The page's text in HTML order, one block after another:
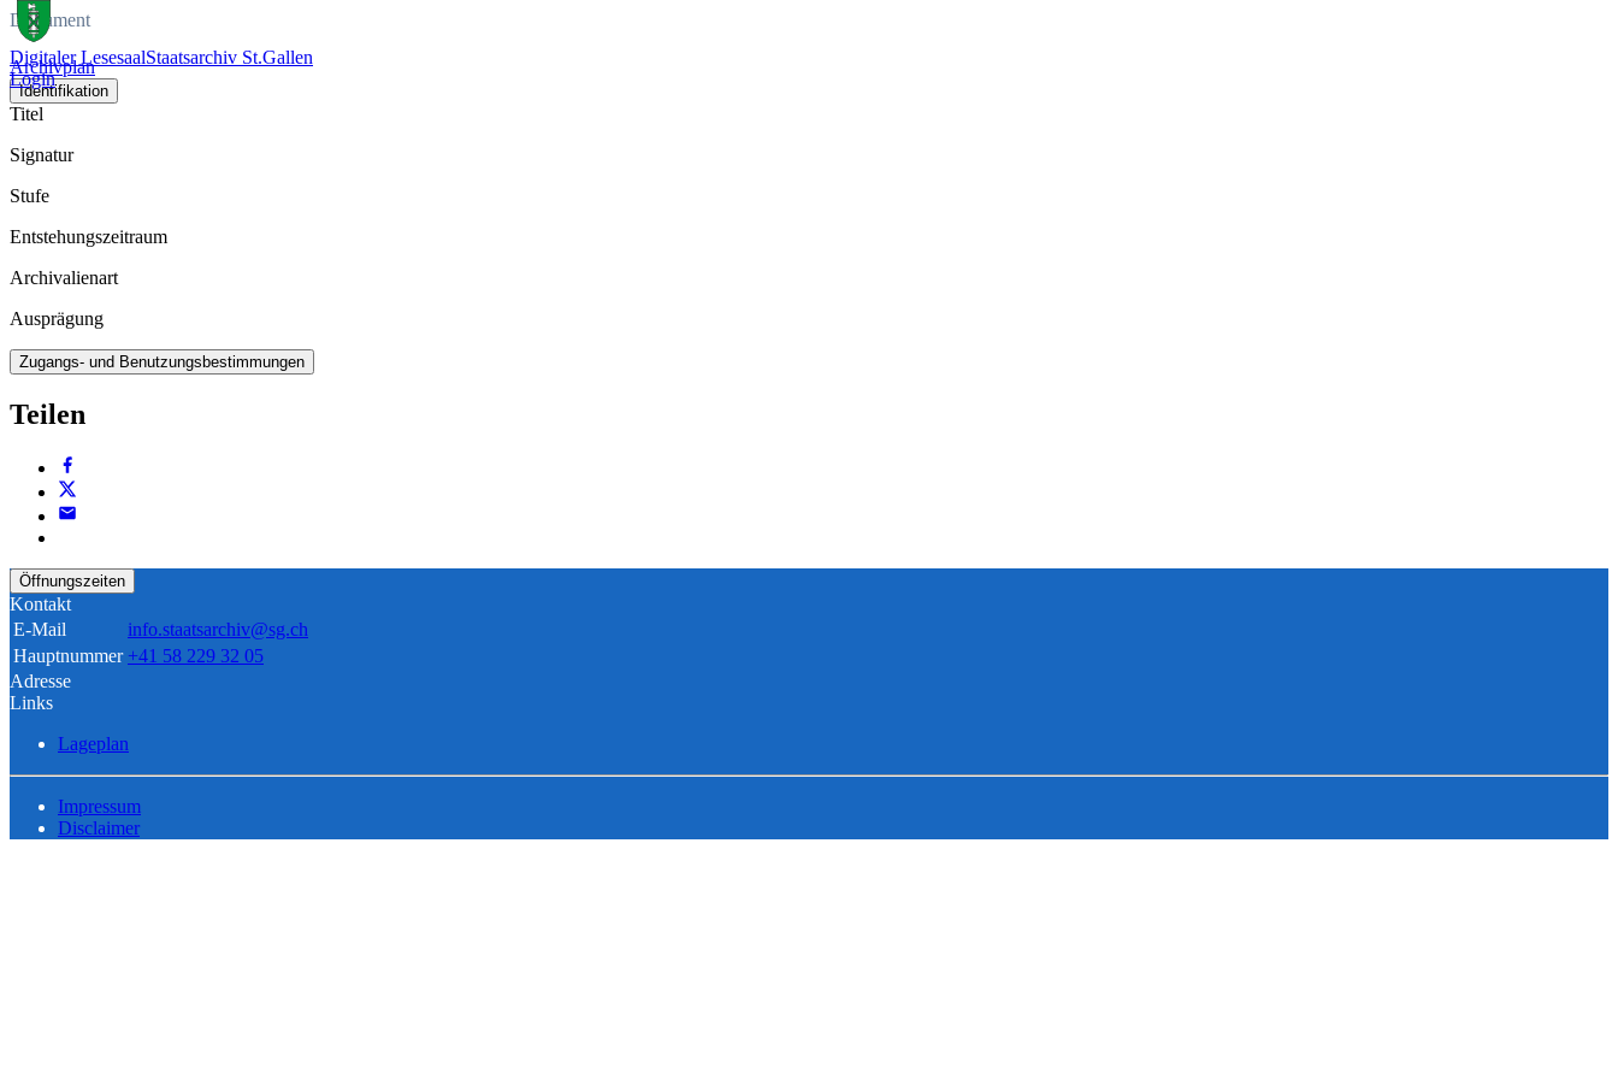
Digitaler LesesaalStaatsarchiv St.Gallen
Login
Dokument
Archivplan
Identifikation
Titel
Signatur
Stufe
Entstehungszeitraum
Archivalienart
Ausprägung
Zugangs- und Benutzungsbestimmungen
Teilen
Öffnungszeiten
Kontakt
E-Mail
info.staatsarchiv@sg.ch
Hauptnummer +41 58 229 32 05
Adresse
Links
Lageplan
Impressum
Disclaimer